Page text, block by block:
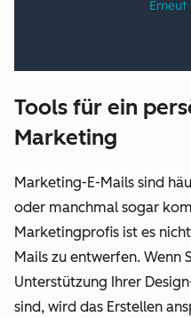
Tools für ein
Marketing
Marketing-E-Mails sind
oder manchmal sogar
Marketingprofis ist es
Mails zu entwerfen. Wenn
Unterstützung Ihrer
sind, wird das Erstellen